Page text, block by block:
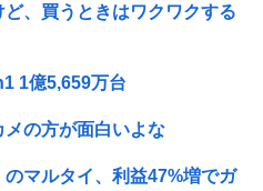
、買うときはワクワクする
1億5,659万台
の方が面白いよな
マルタイ、利益47%増でガ